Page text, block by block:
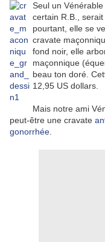
Seul un
certain R.B.,
pourtant, elle se
cravate
fond noir, elle
maçonnique
beau ton doré.
12,95 US dollars.
Mais notre ami
peut-être une cravate
gonorrhée